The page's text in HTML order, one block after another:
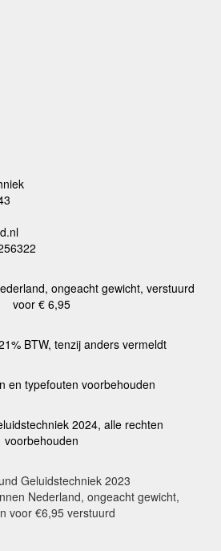
ongeacht gewicht, verstuurd
voor € 6,95
BTW, tenzij anders vermeldt
en typefouten voorbehouden
2024, alle rechten
voorbehouden
Geluidstechniek 2023
Nederland, ongeacht gewicht,
voor €6,95 verstuurd